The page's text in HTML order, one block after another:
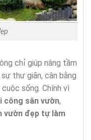
chỉ giúp nâng tầm
thư giãn, cân bằng
sống. Chính vì
công sân vườn,
vườn đẹp tự làm